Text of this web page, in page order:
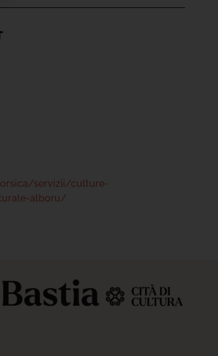
Personnalisez vos préférences pour
servizii/culture-
alboru/